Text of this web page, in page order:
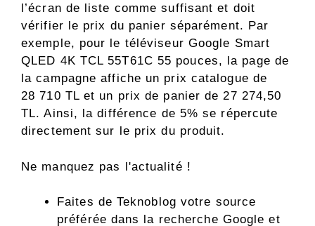
l’écran de liste comme suffisant et doit
vérifier le prix du panier séparément. Par
exemple, pour le téléviseur Google Smart
QLED 4K TCL 55T61C 55 pouces, la page de
la campagne affiche un prix catalogue de
28 710 TL et un prix de panier de 27 274,50
TL. Ainsi, la différence de 5% se répercute
directement sur le prix du produit.
Ne manquez pas l'actualité !
Faites de Teknoblog votre source
préférée dans la recherche Google et